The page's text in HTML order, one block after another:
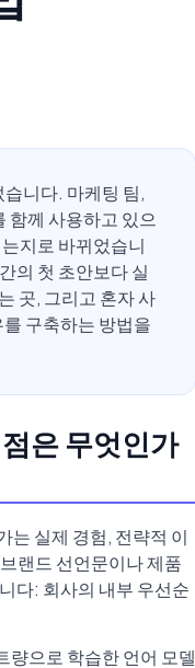
니다. 마케팅 팀,
함께 사용하고 있으
지로 바뀌었습니
의 첫 초안보다 실
곳, 그리고 혼자 사
구축하는 방법을
은 무엇인가
는 실제 경험, 전략적 이
랜드 선언문이나 제품
다: 회사의 내부 우선순
량으로 학습한 언어 모델